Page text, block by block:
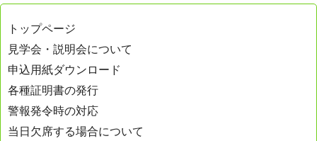
ゲ
ー
シ
ョ
ン
トップページ
見学会・説明会について
申込用紙ダウンロード
各種証明書の発行
警報発令時の対応
当日欠席する場合について